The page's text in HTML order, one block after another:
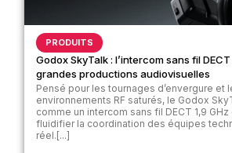
PRODUITS
Godox SkyTalk : l’intercom sans fil
grandes productions audiovisuelles
Pensé pour les tournages d’envergure et
environnements RF saturés, le Godox
comme un intercom sans fil DECT 1,9
fluidifier la coordination des équipes
réel.[...]